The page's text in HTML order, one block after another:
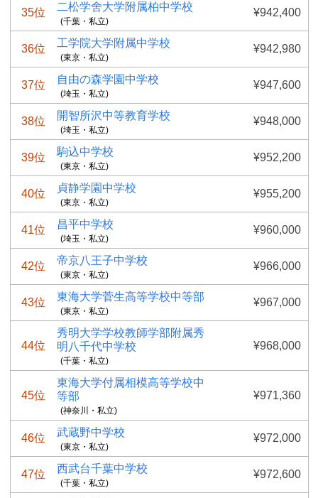
35位 二松学舍大学附属柏中学校
(千葉・私立)
¥942,400
36位 工学院大学附属中学校
(東京・私立)
¥942,980
37位 自由の森学園中学校
(埼玉・私立)
¥947,600
38位 開智所沢中等教育学校
(埼玉・私立)
¥948,000
39位 駒込中学校
(東京・私立)
¥952,200
40位 貞静学園中学校
(東京・私立)
¥955,200
41位 昌平中学校
(埼玉・私立)
¥960,000
42位 帝京八王子中学校
(東京・私立)
¥966,000
43位 東海大学菅生高等学校中等部
(東京・私立)
¥967,000
44位
秀明大学学校教師学部附属秀
明八千代中学校
(千葉・私立)
¥968,000
45位
東海大学付属相模高等学校中
等部
(神奈川・私立)
¥971,360
46位 武蔵野中学校
(東京・私立)
¥972,000
47位 西武台千葉中学校
(千葉・私立)
¥972,600